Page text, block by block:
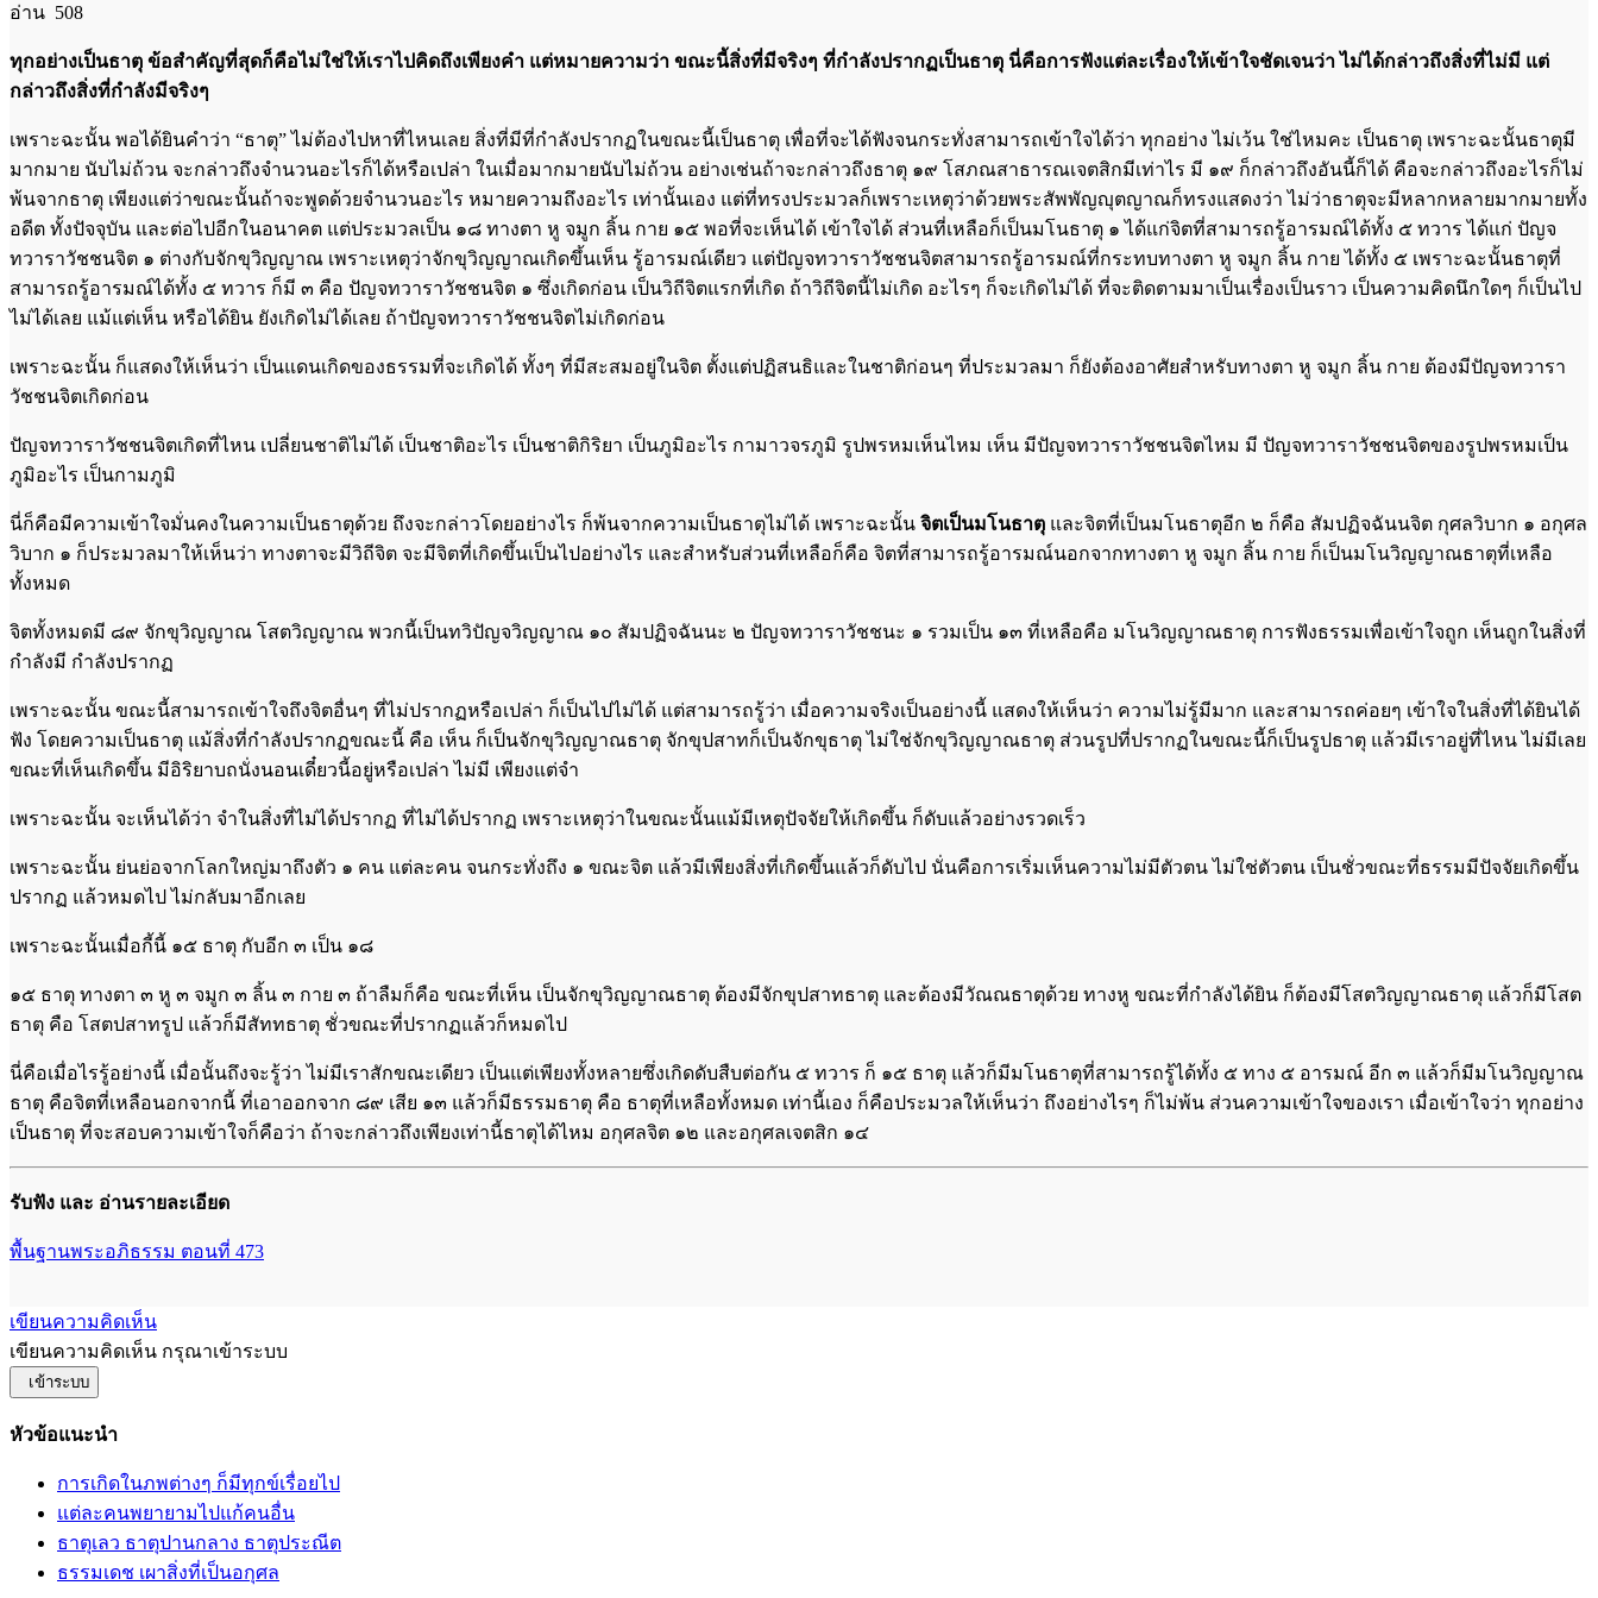
อ่าน 508
ทุกอย่างเป็นธาตุ ข้อสำคัญที่สุดก็คือไม่ใช่ให้เราไปคิดถึงเพียงคำ แต่หมายความว่า ขณะนี้สิ่งที่มีจริงๆ ที่กำลังปรากฏเป็นธาตุ นี่คือการฟังแต่ละเรื่องให้เข้าใจชัดเจนว่า ไม่ได้กล่าวถึงสิ่งที่ไม่มี แต่
กล่าวถึงสิ่งที่กำลังมีจริงๆ
เพราะฉะนั้น พอได้ยินคำว่า “ธาตุ” ไม่ต้องไปหาที่ไหนเลย สิ่งที่มีที่กำลังปรากฏในขณะนี้เป็นธาตุ เพื่อที่จะได้ฟังจนกระทั่งสามารถเข้าใจได้ว่า ทุกอย่าง ไม่เว้น ใช่ไหมคะ เป็นธาตุ เพราะฉะนั้นธาตุมี
มากมาย นับไม่ถ้วน จะกล่าวถึงจำนวนอะไรก็ได้หรือเปล่า ในเมื่อมากมายนับไม่ถ้วน อย่างเช่นถ้าจะกล่าวถึงธาตุ ๑๙ โสภณสาธารณเจตสิกมีเท่าไร มี ๑๙ ก็กล่าวถึงอันนี้ก็ได้ คือจะกล่าวถึงอะไรก็ไม่
พ้นจากธาตุ เพียงแต่ว่าขณะนั้นถ้าจะพูดด้วยจำนวนอะไร หมายความถึงอะไร เท่านั้นเอง แต่ที่ทรงประมวลก็เพราะเหตุว่าด้วยพระสัพพัญญุตญาณก็ทรงแสดงว่า ไม่ว่าธาตุจะมีหลากหลายมากมายทั้ง
อดีต ทั้งปัจจุบัน และต่อไปอีกในอนาคต แต่ประมวลเป็น ๑๘ ทางตา หู จมูก ลิ้น กาย ๑๕ พอที่จะเห็นได้ เข้าใจได้ ส่วนที่เหลือก็เป็นมโนธาตุ ๑ ได้แก่จิตที่สามารถรู้อารมณ์ได้ทั้ง ๕ ทวาร ได้แก่ ปัญจ
ทวาราวัชชนจิต ๑ ต่างกับจักขุวิญญาณ เพราะเหตุว่าจักขุวิญญาณเกิดขึ้นเห็น รู้อารมณ์เดียว แต่ปัญจทวาราวัชชนจิตสามารถรู้อารมณ์ที่กระทบทางตา หู จมูก ลิ้น กาย ได้ทั้ง ๕ เพราะฉะนั้นธาตุที่
สามารถรู้อารมณ์ได้ทั้ง ๕ ทวาร ก็มี ๓ คือ ปัญจทวาราวัชชนจิต ๑ ซึ่งเกิดก่อน เป็นวิถีจิตแรกที่เกิด ถ้าวิถีจิตนี้ไม่เกิด อะไรๆ ก็จะเกิดไม่ได้ ที่จะติดตามมาเป็นเรื่องเป็นราว เป็นความคิดนึกใดๆ ก็เป็นไป
ไม่ได้เลย แม้แต่เห็น หรือได้ยิน ยังเกิดไม่ได้เลย ถ้าปัญจทวาราวัชชนจิตไม่เกิดก่อน
เพราะฉะนั้น ก็แสดงให้เห็นว่า เป็นแดนเกิดของธรรมที่จะเกิดได้ ทั้งๆ ที่มีสะสมอยู่ในจิต ตั้งแต่ปฏิสนธิและในชาติก่อนๆ ที่ประมวลมา ก็ยังต้องอาศัยสำหรับทางตา หู จมูก ลิ้น กาย ต้องมีปัญจทวารา
วัชชนจิตเกิดก่อน
ปัญจทวาราวัชชนจิตเกิดที่ไหน เปลี่ยนชาติไม่ได้ เป็นชาติอะไร เป็นชาติกิริยา เป็นภูมิอะไร กามาวจรภูมิ รูปพรหมเห็นไหม เห็น มีปัญจทวาราวัชชนจิตไหม มี ปัญจทวาราวัชชนจิตของรูปพรหมเป็น
ภูมิอะไร เป็นกามภูมิ
นี่ก็คือมีความเข้าใจมั่นคงในความเป็นธาตุด้วย ถึงจะกล่าวโดยอย่างไร ก็พ้นจากความเป็นธาตุไม่ได้ เพราะฉะนั้น จิตเป็นมโนธาตุ และจิตที่เป็นมโนธาตุอีก ๒ ก็คือ สัมปฏิจฉันนจิต กุศลวิบาก ๑ อกุศล
วิบาก ๑ ก็ประมวลมาให้เห็นว่า ทางตาจะมีวิถีจิต จะมีจิตที่เกิดขึ้นเป็นไปอย่างไร และสำหรับส่วนที่เหลือก็คือ จิตที่สามารถรู้อารมณ์นอกจากทางตา หู จมูก ลิ้น กาย ก็เป็นมโนวิญญาณธาตุที่เหลือ
ทั้งหมด
จิตทั้งหมดมี ๘๙ จักขุวิญญาณ โสตวิญญาณ พวกนี้เป็นทวิปัญจวิญญาณ ๑๐ สัมปฏิจฉันนะ ๒ ปัญจทวาราวัชชนะ ๑ รวมเป็น ๑๓ ที่เหลือคือ มโนวิญญาณธาตุ การฟังธรรมเพื่อเข้าใจถูก เห็นถูกในสิ่งที่
กำลังมี กำลังปรากฏ
เพราะฉะนั้น ขณะนี้สามารถเข้าใจถึงจิตอื่นๆ ที่ไม่ปรากฏหรือเปล่า ก็เป็นไปไม่ได้ แต่สามารถรู้ว่า เมื่อความจริงเป็นอย่างนี้ แสดงให้เห็นว่า ความไม่รู้มีมาก และสามารถค่อยๆ เข้าใจในสิ่งที่ได้ยินได้
ฟัง โดยความเป็นธาตุ แม้สิ่งที่กำลังปรากฏขณะนี้ คือ เห็น ก็เป็นจักขุวิญญาณธาตุ จักขุปสาทก็เป็นจักขุธาตุ ไม่ใช่จักขุวิญญาณธาตุ ส่วนรูปที่ปรากฏในขณะนี้ก็เป็นรูปธาตุ แล้วมีเราอยู่ที่ไหน ไม่มีเลย
ขณะที่เห็นเกิดขึ้น มีอิริยาบถนั่งนอนเดี๋ยวนี้อยู่หรือเปล่า ไม่มี เพียงแต่จำ
เพราะฉะนั้น จะเห็นได้ว่า จำในสิ่งที่ไม่ได้ปรากฏ ที่ไม่ได้ปรากฏ เพราะเหตุว่าในขณะนั้นแม้มีเหตุปัจจัยให้เกิดขึ้น ก็ดับแล้วอย่างรวดเร็ว
เพราะฉะนั้น ย่นย่อจากโลกใหญ่มาถึงตัว ๑ คน แต่ละคน จนกระทั่งถึง ๑ ขณะจิต แล้วมีเพียงสิ่งที่เกิดขึ้นแล้วก็ดับไป นั่นคือการเริ่มเห็นความไม่มีตัวตน ไม่ใช่ตัวตน เป็นชั่วขณะที่ธรรมมีปัจจัยเกิดขึ้น
ปรากฏ แล้วหมดไป ไม่กลับมาอีกเลย
เพราะฉะนั้นเมื่อกี้นี้ ๑๕ ธาตุ กับอีก ๓ เป็น ๑๘
๑๕ ธาตุ ทางตา ๓ หู ๓ จมูก ๓ ลิ้น ๓ กาย ๓ ถ้าลืมก็คือ ขณะที่เห็น เป็นจักขุวิญญาณธาตุ ต้องมีจักขุปสาทธาตุ และต้องมีวัณณธาตุด้วย ทางหู ขณะที่กำลังได้ยิน ก็ต้องมีโสตวิญญาณธาตุ แล้วก็มีโสต
ธาตุ คือ โสตปสาทรูป แล้วก็มีสัททธาตุ ชั่วขณะที่ปรากฏแล้วก็หมดไป
นี่คือเมื่อไรรู้อย่างนี้ เมื่อนั้นถึงจะรู้ว่า ไม่มีเราสักขณะเดียว เป็นแต่เพียงทั้งหลายซึ่งเกิดดับสืบต่อกัน ๕ ทวาร ก็ ๑๕ ธาตุ แล้วก็มีมโนธาตุที่สามารถรู้ได้ทั้ง ๕ ทาง ๕ อารมณ์ อีก ๓ แล้วก็มีมโนวิญญาณ
ธาตุ คือจิตที่เหลือนอกจากนี้ ที่เอาออกจาก ๘๙ เสีย ๑๓ แล้วก็มีธรรมธาตุ คือ ธาตุที่เหลือทั้งหมด เท่านี้เอง ก็คือประมวลให้เห็นว่า ถึงอย่างไรๆ ก็ไม่พ้น ส่วนความเข้าใจของเรา เมื่อเข้าใจว่า ทุกอย่าง
เป็นธาตุ ที่จะสอบความเข้าใจก็คือว่า ถ้าจะกล่าวถึงเพียงเท่านี้ธาตุได้ไหม อกุศลจิต ๑๒ และอกุศลเจตสิก ๑๔
รับฟัง และ อ่านรายละเอียด
พื้นฐานพระอภิธรรม ตอนที่ 473
เขียนความคิดเห็น
เขียนความคิดเห็น กรุณาเข้าระบบ
เข้าระบบ
หัวข้อแนะนำ
การเกิดในภพต่างๆ ก็มีทุกข์เรื่อยไป
แต่ละคนพยายามไปแก้คนอื่น
ธาตุเลว ธาตุปานกลาง ธาตุประณีต
ธรรมเดช เผาสิ่งที่เป็นอกุศล